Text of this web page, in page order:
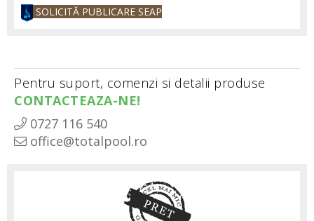
SOLICITĂ PUBLICARE SEAP
Pentru suport, comenzi si detalii produse
CONTACTEAZA-NE!
0727 116 540
office@totalpool.ro